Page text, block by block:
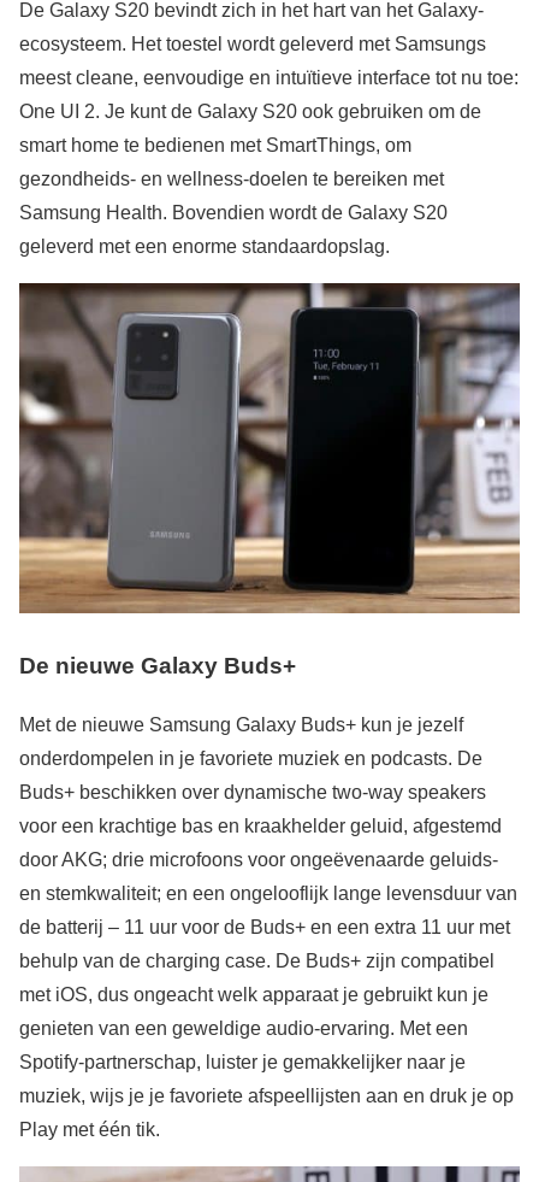
De Galaxy S20 bevindt zich in het hart van het Galaxy-
ecosysteem. Het toestel wordt geleverd met Samsungs
meest cleane, eenvoudige en intuïtieve interface tot nu toe:
One UI 2. Je kunt de Galaxy S20 ook gebruiken om de
smart home te bedienen met SmartThings, om
gezondheids- en wellness-doelen te bereiken met
Samsung Health. Bovendien wordt de Galaxy S20
geleverd met een enorme standaardopslag.
De nieuwe Galaxy Buds+
Met de nieuwe Samsung Galaxy Buds+ kun je jezelf
onderdompelen in je favoriete muziek en podcasts. De
Buds+ beschikken over dynamische two-way speakers
voor een krachtige bas en kraakhelder geluid, afgestemd
door AKG; drie microfoons voor ongeëvenaarde geluids-
en stemkwaliteit; en een ongelooflijk lange levensduur van
de batterij – 11 uur voor de Buds+ en een extra 11 uur met
behulp van de charging case. De Buds+ zijn compatibel
met iOS, dus ongeacht welk apparaat je gebruikt kun je
genieten van een geweldige audio-ervaring. Met een
Spotify-partnerschap, luister je gemakkelijker naar je
muziek, wijs je je favoriete afspeellijsten aan en druk je op
Play met één tik.